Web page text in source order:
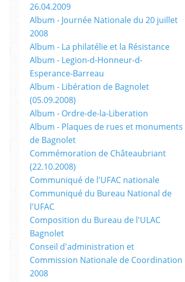
26.04.2009
Album - Journée Nationale du 20 juillet
2008
Album - La philatélie et la Résistance
Album - Legion-d-Honneur-d-
Esperance-Barreau
Album - Libération de Bagnolet
(05.09.2008)
Album - Ordre-de-la-Liberation
Album - Plaques de rues et monuments
de Bagnolet
Commémoration de Châteaubriant
(22.10.2008)
Communiqué de l'UFAC nationale
Communiqué du Bureau National de
l'UFAC
Composition du Bureau de l'ULAC
Bagnolet
Conseil d'administration et
Commission Nationale de Coordination
2008